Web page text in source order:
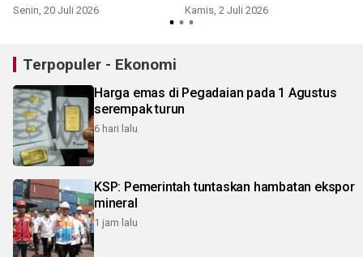
Senin, 20 Juli 2026 Kamis, 2 Juli 2026
Terpopuler - Ekonomi
Harga emas di Pegadaian pada 1 Agustus
serempak turun
6 hari lalu
KSP: Pemerintah tuntaskan hambatan ekspor
mineral
1 jam lalu